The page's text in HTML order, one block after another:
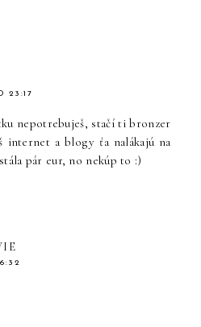
23:17
nepotrebuješ, stačí ti bronzer
internet a blogy ťa nalákajú na
pár eur, no nekúp to :)